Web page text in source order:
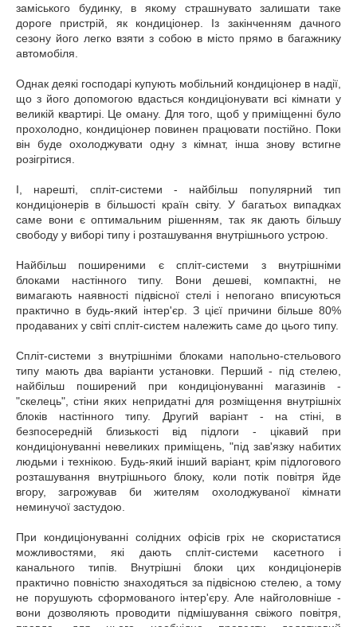
заміського будинку, в якому страшнувато залишати таке
дороге пристрій, як кондиціонер. Із закінченням дачного
сезону його легко взяти з собою в місто прямо в багажнику
автомобіля.
Однак деякі господарі купують мобільний кондиціонер в надії,
що з його допомогою вдасться кондиціонувати всі кімнати у
великій квартирі. Це оману. Для того, щоб у приміщенні було
прохолодно, кондиціонер повинен працювати постійно. Поки
він буде охолоджувати одну з кімнат, інша знову встигне
розігрітися.
І, нарешті, спліт-системи - найбільш популярний тип
кондиціонерів в більшості країн світу. У багатьох випадках
саме вони є оптимальним рішенням, так як дають більшу
свободу у виборі типу і розташування внутрішнього устрою.
Найбільш поширеними є спліт-системи з внутрішніми
блоками настінного типу. Вони дешеві, компактні, не
вимагають наявності підвісної стелі і непогано вписуються
практично в будь-який інтер'єр. З цієї причини більше 80%
продаваних у світі спліт-систем належить саме до цього типу.
Спліт-системи з внутрішніми блоками напольно-стельового
типу мають два варіанти установки. Перший - під стелею,
найбільш поширений при кондиціонуванні магазинів -
"скелець", стіни яких непридатні для розміщення внутрішніх
блоків настінного типу. Другий варіант - на стіні, в
безпосередній близькості від підлоги - цікавий при
кондиціонуванні невеликих приміщень, "під зав'язку набитих
людьми і технікою. Будь-який інший варіант, крім підлогового
розташування внутрішнього блоку, коли потік повітря йде
вгору, загрожував би жителям охолоджуваної кімнати
неминучої застудою.
При кондиціонуванні солідних офісів гріх не скористатися
можливостями, які дають спліт-системи касетного і
канального типів. Внутрішні блоки цих кондиціонерів
практично повністю знаходяться за підвісною стелею, а тому
не порушують сформованого інтер'єру. Але найголовніше -
вони дозволяють проводити підмішування свіжого повітря,